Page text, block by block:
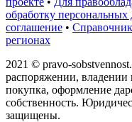
обработку
соглашение • Справочник
регионах
2021 © pravo-
распоряжении,
покупка, оформление
собственность.
защищены.